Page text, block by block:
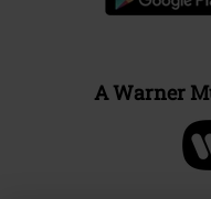
A Warner